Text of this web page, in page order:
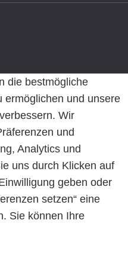
die bestmögliche
ermöglichen und unsere
Wir
und
Analytics und
uns durch Klicken auf
geben oder
setzen“ eine
Sie können Ihre